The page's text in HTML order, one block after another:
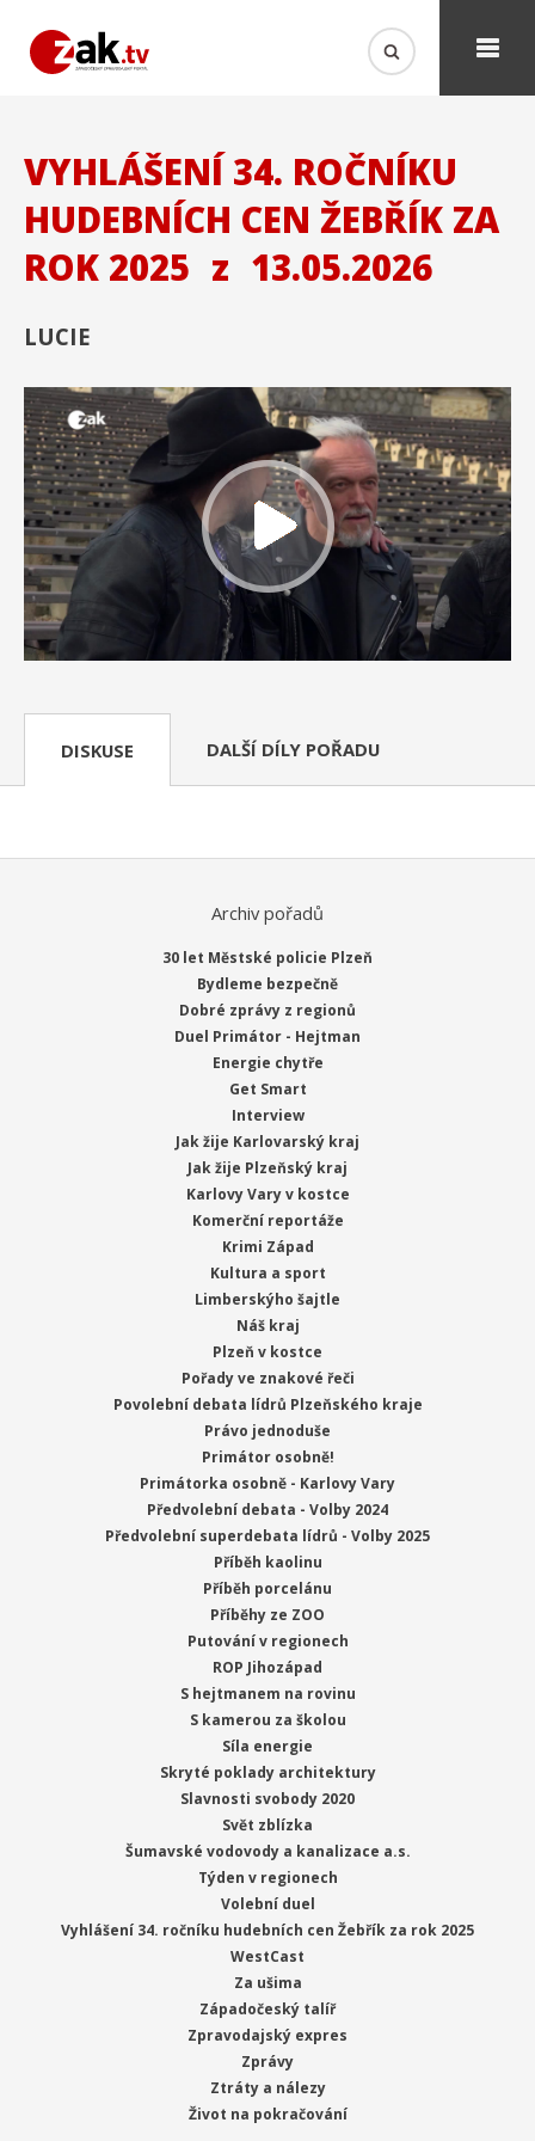
VYHLÁŠENÍ 34. ROČNÍKU
HUDEBNÍCH CEN ŽEBŘÍK ZA
ROK 2025 z 13.05.2026
LUCIE
DISKUSE DALŠÍ DÍLY POŘADU
Archiv pořadů
30 let Městské policie Plzeň
Bydleme bezpečně
Dobré zprávy z regionů
Duel Primátor - Hejtman
Energie chytře
Get Smart
Interview
Jak žije Karlovarský kraj
Jak žije Plzeňský kraj
Karlovy Vary v kostce
Komerční reportáže
Krimi Západ
Kultura a sport
Limberskýho šajtle
Náš kraj
Plzeň v kostce
Pořady ve znakové řeči
Povolební debata lídrů Plzeňského kraje
Právo jednoduše
Primátor osobně!
Primátorka osobně - Karlovy Vary
Předvolební debata - Volby 2024
Předvolební superdebata lídrů - Volby 2025
Příběh kaolinu
Příběh porcelánu
Příběhy ze ZOO
Putování v regionech
ROP Jihozápad
S hejtmanem na rovinu
S kamerou za školou
Síla energie
Skryté poklady architektury
Slavnosti svobody 2020
Svět zblízka
Šumavské vodovody a kanalizace a.s.
Týden v regionech
Volební duel
Vyhlášení 34. ročníku hudebních cen Žebřík za rok 2025
WestCast
Za ušima
Západočeský talíř
Zpravodajský expres
Zprávy
Ztráty a nálezy
Život na pokračování